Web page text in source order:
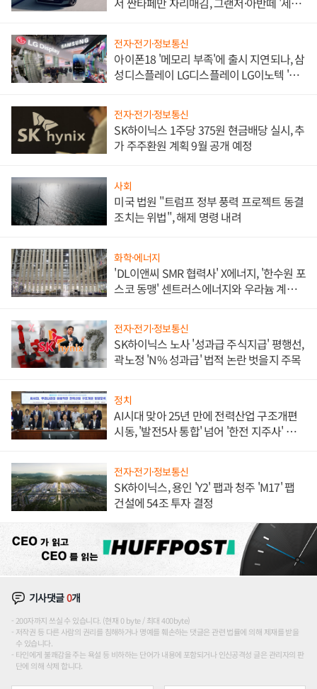
전자·전기·정보통신
아이폰18 '메모리 부족'에 출시 지연되나, 삼
성디스플레이 LG디스플레이 LG이노텍 '탈
전자·전기·정보통신
SK하이닉스 1주당 375원 현금배당 실시, 추
가 주주환원 계획 9월 공개 예정
사회
미국 법원 "트럼프 정부 풍력 프로젝트 동결
조치는 위법", 해제 명령 내려
화학·에너지
'DL이앤씨 SMR 협력사' X에너지, '한수원 포
스코 동맹' 센트러스에너지와 우라늄 계약
전자·전기·정보통신
SK하이닉스 노사 '성과급 주식지급' 평행선,
곽노정 'N% 성과급' 법적 논란 벗을지 주목
정치
AI시대 맞아 25년 만에 전력산업 구조개편
시동, '발전5사 통합' 넘어 '한전 지주사' 재편
전자·전기·정보통신
SK하이닉스, 용인 'Y2' 팹과 청주 'M17' 팹
건설에 54조 투자 결정
기사댓글0개
200자까지 쓰실 수 있습니다. (현재 0 byte / 최대 400byte)
저작권 등 다른 사람의 권리를 침해하거나 명예를 훼손하는 댓글은 관련 법률에 의해 제재를 받을
수 있습니다.
타인에게 불쾌감을 주는 욕설 등 비하하는 단어가 내용에 포함되거나 인신공격성 글은 관리자의 판
단에 의해 삭제 합니다.